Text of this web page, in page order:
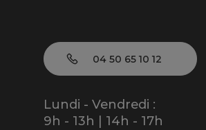
04 50 65 10 12
Lundi - Vendredi :
9h - 13h | 14h - 17h